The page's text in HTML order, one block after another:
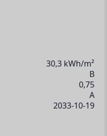
30,3 kWh/m²
B
0,75
A
2033-10-19